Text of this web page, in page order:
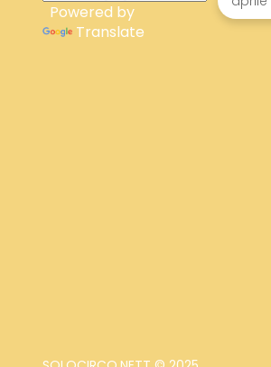
Powered by
Translate